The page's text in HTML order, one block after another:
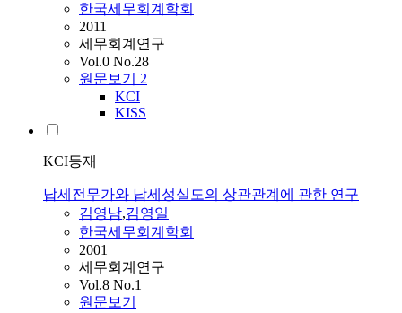
한국세무회계학회
2011
세무회계연구
Vol.0 No.28
원문보기 2
KCI
KISS
KCI등재
납세전무가와 납세성실도의 상관관계에 관한 연구
김영남,김영일
한국세무회계학회
2001
세무회계연구
Vol.8 No.1
원문보기